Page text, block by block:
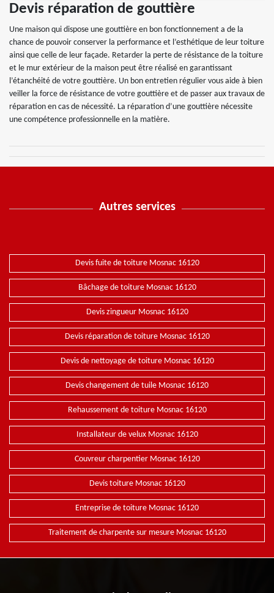
Devis réparation de gouttière
Une maison qui dispose une gouttière en bon fonctionnement a de la
chance de pouvoir conserver la performance et l’esthétique de leur toiture
ainsi que celle de leur façade. Retarder la perte de résistance de la toiture
et le mur extérieur de la maison peut être réalisé en garantissant
l’étanchéité de votre gouttière. Un bon entretien régulier vous aide à bien
veiller la force de résistance de votre gouttière et de passer aux travaux de
réparation en cas de nécessité. La réparation d’une gouttière nécessite
une compétence professionnelle en la matière.
Autres services
Devis fuite de toiture Mosnac 16120
Bâchage de toiture Mosnac 16120
Devis zingueur Mosnac 16120
Devis réparation de toiture Mosnac 16120
Devis de nettoyage de toiture Mosnac 16120
Devis changement de tuile Mosnac 16120
Rehaussement de toiture Mosnac 16120
Installateur de velux Mosnac 16120
Couvreur charpentier Mosnac 16120
Devis toiture Mosnac 16120
Entreprise de toiture Mosnac 16120
Traitement de charpente sur mesure Mosnac 16120